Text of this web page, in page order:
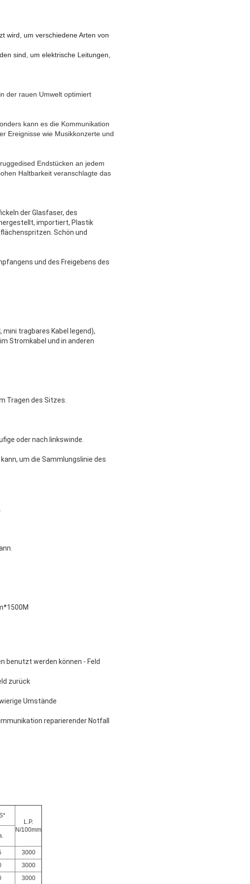
wird, um verschiedene Arten von
sind, um elektrische Leitungen,
der rauen Umwelt optimiert
kann es die Kommunikation
Ereignisse wie Musikkonzerte und
Endstücken an jedem
Haltbarkeit veranschlagte das
der Glasfaser, des
importiert, Plastik
Schön und
und des Freigebens des
tragbares Kabel legend),
Stromkabel und in anderen
Tragen des Sitzes.
oder nach linkswinde.
um die Sammlungslinie des
benutzt werden können - Feld
zurück
Umstände
reparierender Notfall
L.P.
N/100mm
3000
3000
3000